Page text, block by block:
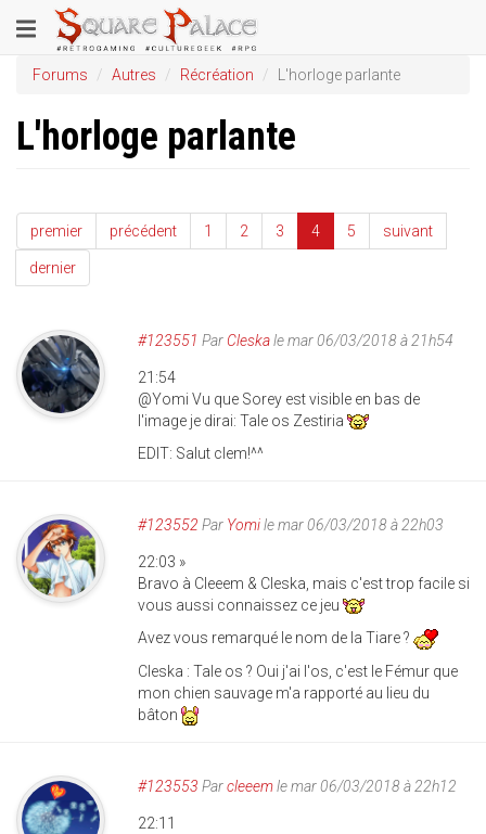
au
contenu
principal
Toggle
navigation
Forums Autres Récréation L'horloge parlante
L'horloge parlante
premier précédent 1 2 3 4 5 suivant
dernier
#123551 Par Cleskale mar 06/03/2018 à 21h54
21:54
@Yomi Vu que Sorey est visible en bas de
l'image je dirai: Tale os Zestiria
EDIT: Salut clem!^^
#123552 Par Yomile mar 06/03/2018 à 22h03
22:03 »
Bravo à Cleeem & Cleska, mais c'est trop facile si
vous aussi connaissez ce jeu
Avez vous remarqué le nom de la Tiare ?
Cleska : Tale os ? Oui j'ai l'os, c'est le Fémur que
mon chien sauvage m'a rapporté au lieu du
bâton
#123553 Parcleeemle mar 06/03/2018 à 22h12
22:11